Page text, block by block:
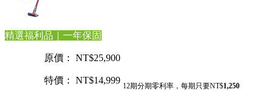
精選福利品｜一年保固
原價： NT$25,900
特價： NT$14,999
12期分期零利率，每期只要NT$1,250